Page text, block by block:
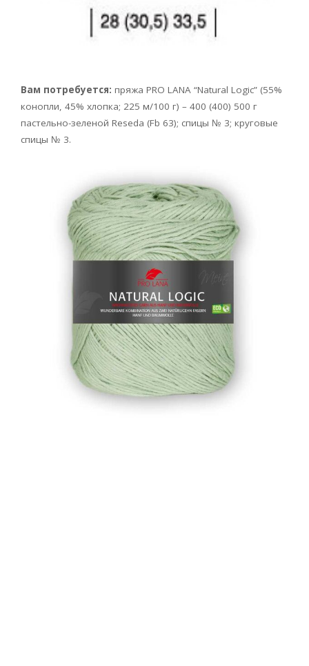
Вам потребуется: пряжа PRO LANA “Natural Logic” (55%
конопли, 45% хлопка; 225 м/100 г) – 400 (400) 500 г
пастельно-зеленой Reseda (Fb 63); спицы № 3; круговые
спицы № 3.